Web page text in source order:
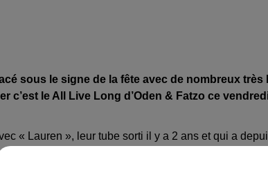
sous le signe de la fête avec de nombreux
c’est le All Live Long d’Oden & Fatzo ce
« Lauren », leur tube sorti il y a 2 ans et qui a